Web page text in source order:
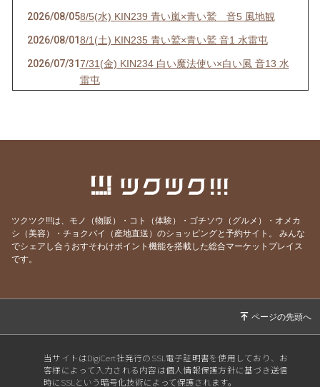
2026/08/058/5(水) KIN239 青い嵐×青い鷲 音5 風地観
2026/08/018/1(土) KIN235 青い鷲×青い鷲 音1 水雷屯
2026/07/317/31(金) KIN234 白い魔法使い×白い風 音13 水
雷屯
2026/07/297/29(水) KIN232 黄色い人×白い風 音11
7/27(月) KIN230 白い犬×白い風 音9 雷地予
2026/07/26 7/26(日) KIN229 赤い月×白い風 音8 雷地予
2026/07/257/25(土) KIN228 黄色い星×白い風 音7 風雷益
2026/07/24
風雷益
2026/07/20 7/20(月) KIN223 青い夜×白い風 音2 火地晋
ツクツク!!!は、モノ（物販）・コト（体験）・ゴチソウ（グルメ）・オメカ
シ（美容）・チョクバイ（産地直送）のショッピングと予約サイト。
みんな
でシェアし合うおすそわけポイント機能を搭載した総合マーケットプレイス
です。
当サイトはDigiCert社発行のSSL電子証明書を使用しており、お
客様によって入力される内容は個人情報保護方針に基づき送信
時にSSLという暗号化技術によって保護されます。